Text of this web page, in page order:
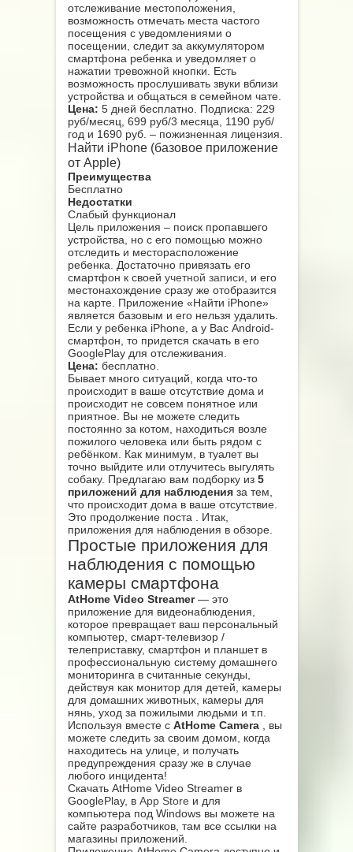
отслеживание местоположения,
возможность отмечать места частого
посещения с уведомлениями о
посещении, следит за аккумулятором
смартфона ребенка и уведомляет о
нажатии тревожной кнопки. Есть
возможность прослушивать звуки вблизи
устройства и общаться в семейном чате.
Цена: 5 дней бесплатно. Подписка: 229
руб/месяц, 699 руб/3 месяца, 1190 руб/
год и 1690 руб. – пожизненная лицензия.
Найти iPhone (базовое приложение
от Apple)
Преимущества
Бесплатно
Недостатки
Слабый функционал
Цель приложения – поиск пропавшего
устройства, но с его помощью можно
отследить и месторасположение
ребенка. Достаточно привязать его
смартфон к своей учетной записи , и его
местонахождение сразу же отобразится
на карте. Приложение «Найти iPhone»
является базовым и его нельзя удалить.
Если у ребенка iPhone, а у Вас Android-
смартфон, то придется скачать в его
GooglePlay для отслеживания.
Цена: бесплатно.
Бывает много ситуаций, когда что-то
происходит в ваше отсутствие дома и
происходит не совсем понятное или
приятное. Вы не можете следить
постоянно за котом, находиться возле
пожилого человека или быть рядом с
ребёнком. Как минимум, в туалет вы
точно выйдите или отлучитесь выгулять
собаку. Предлагаю вам подборку из 5
приложений для наблюдения за тем,
что происходит дома в ваше отсутствие.
Это продолжение поста . Итак,
приложения для наблюдения в обзоре.
Простые приложения для
наблюдения с помощью
камеры смартфона
AtHome Video Streamer— это
приложение для видеонаблюдения,
которое превращает ваш персональный
компьютер, смарт-телевизор /
телеприставку, смартфон и планшет в
профессиональную систему домашнего
мониторинга в считанные секунды,
действуя как монитор для детей, камеры
для домашних животных, камеры для
нянь, уход за пожилыми людьми и т.п.
Используя вместе с AtHome Camera
, вы
можете следить за своим домом, когда
находитесь на улице, и получать
предупреждения сразу же в случае
любого инцидента!
Скачать AtHome Video Streamer в
GooglePlay, в App Store и для
компьютера под Windows вы можете на
сайте разработчиков, там все ссылки на
магазины приложений.